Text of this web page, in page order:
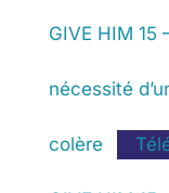
GIVE HIM 15
nécessité
colère